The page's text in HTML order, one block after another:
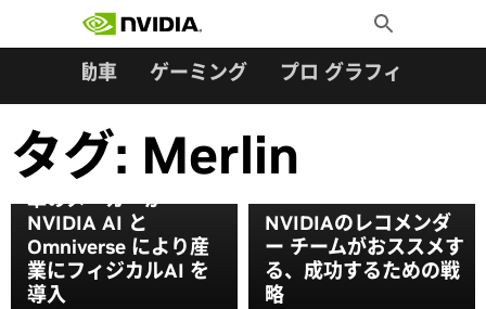
Toggle
Search
自動車 ゲーミング プロ グラフィックス
タグ: Merlin
日本のロボットや自動
車のメーカーが
NVIDIA AI と
Omniverse により産
業にフィジカルAI を
導入
NVIDIAのレコメンダ
ー チームがおススメす
る、成功するための戦
略